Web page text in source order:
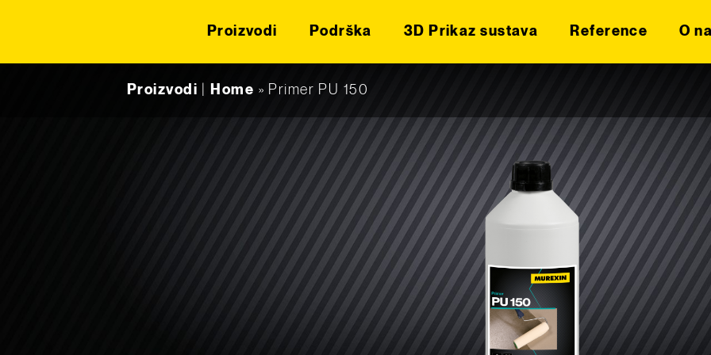
Proizvodi Podrška 3D Prikaz sustava Reference O
Proizvodi Home » Primer PU 150